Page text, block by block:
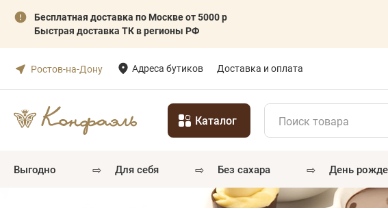
Бесплатная доставка по Москве от 5000 р
Быстрая доставка ТК в регионы РФ
Ростов-на-Дону Адреса бутиков Доставка и оплата
Каталог
выгодно ⇨ для себя ⇨ без сахара ⇨ день